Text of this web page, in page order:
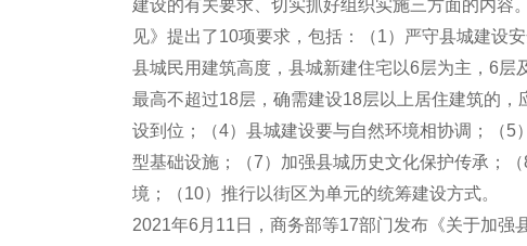
建设的有关要求、切实抓好组织实施三方面的内容
见》提出了10项要求，包括：（1）严守县城建设
县城民用建筑高度，县城新建住宅以6层为主，6
最高不超过18层，确需建设18层以上居住建筑的
设到位；（4）县城建设要与自然环境相协调；（
型基础设施；（7）加强县城历史文化保护传承；
境；（10）推行以街区为单元的统筹建设方式。
2021年6月11日，商务部等17部门发布《关于加强